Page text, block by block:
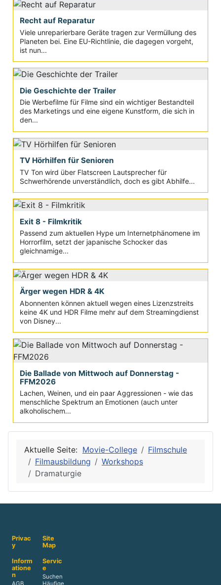
Recht auf Reparatur
Viele unreparierbare Geräte tragen zur Vermüllung des
Planeten bei. Eine EU-Richtlinie, die dagegen vorgeht,
ist nun...
Die Geschichte der Trailer
Die Werbefilme für Filme sind ein wichtiger Bestandteil
des Marketings und eine eigene Kunstform, die sich in
den...
TV Hörhilfen für Senioren
TV Ton wird über Flatscreen Lautsprecher für
Schwerhörende unverständlich, doch es gibt Abhilfe...
Exit 8 - Filmkritik
Passend zum aktuellen Hype um Internetphänomene im
Horrorfilm, setzt der japanische Schocker das
gleichnamige...
Ärger wegen HDR & 4K
Abonnenten können aktuell wegen eines Lizenzstreits
keine 4K und HDR Filme mehr auf dem Streamingdienst
von Disney...
Die Ballade von Mittwoch auf Donnerstag -
FFM2026
Lachen, Weinen, und ein paar Aggressionen - wie das
menschliche Spektrum an Emotionen (auch unter
alkoholischem...
Aktuelle Seite: Movie-College
Filmschule
Filmausbildung
Workshops
Dramaturgie
Privac
y
Site
Map
Inform
atione
n
AGB
Servic
e
Suchen
Häufige